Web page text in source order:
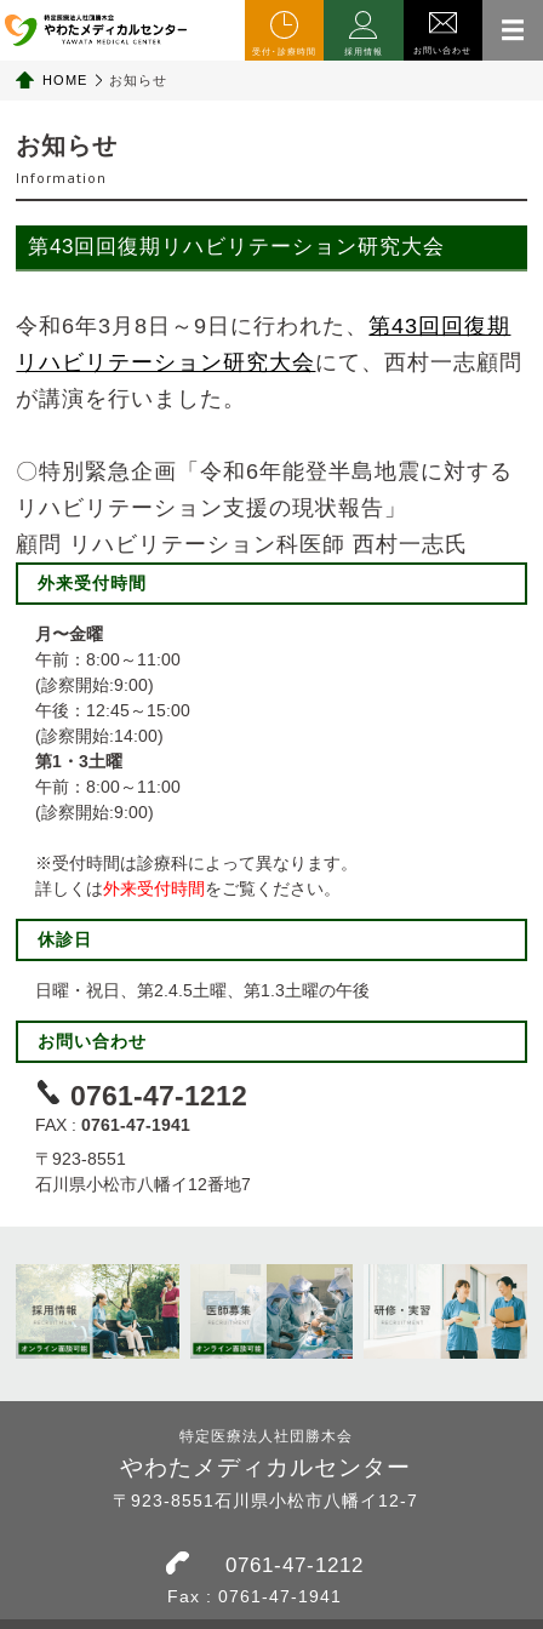
受付･診療時間 採用情報 お問い合わせ
HOME お知らせ
お知らせ
Information
第43回回復期リハビリテーション研究大会
令和6年3月8日～9日に行われた、第43回回復期
リハビリテーション研究大会にて、西村一志顧問
が講演を行いました。
〇特別緊急企画「令和6年能登半島地震に対する
リハビリテーション支援の現状報告」
顧問 リハビリテーション科医師 西村一志氏
外来受付時間
月〜金曜
午前：8:00～11:00
(診察開始:9:00)
午後：12:45～15:00
(診察開始:14:00)
第1・3土曜
午前：8:00～11:00
(診察開始:9:00)
※受付時間は診療科によって異なります。
詳しくは外来受付時間をご覧ください。
休診日
日曜・祝日、第2.4.5土曜、第1.3土曜の午後
お問い合わせ
0761-47-1212
FAX :0761-47-1941
〒923-8551
石川県小松市八幡イ12番地7
特定医療法人社団勝木会
やわたメディカルセンター
〒923-8551石川県小松市八幡イ12-7
0761-47-1212
Fax : 0761-47-1941